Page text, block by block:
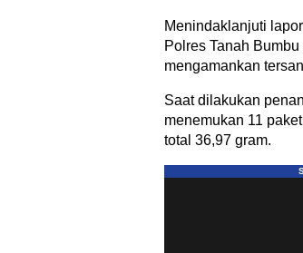
Menindaklanjuti
Polres Tanah
mengamankan
Saat dilakukan
menemukan 11
total 36,97 gram.